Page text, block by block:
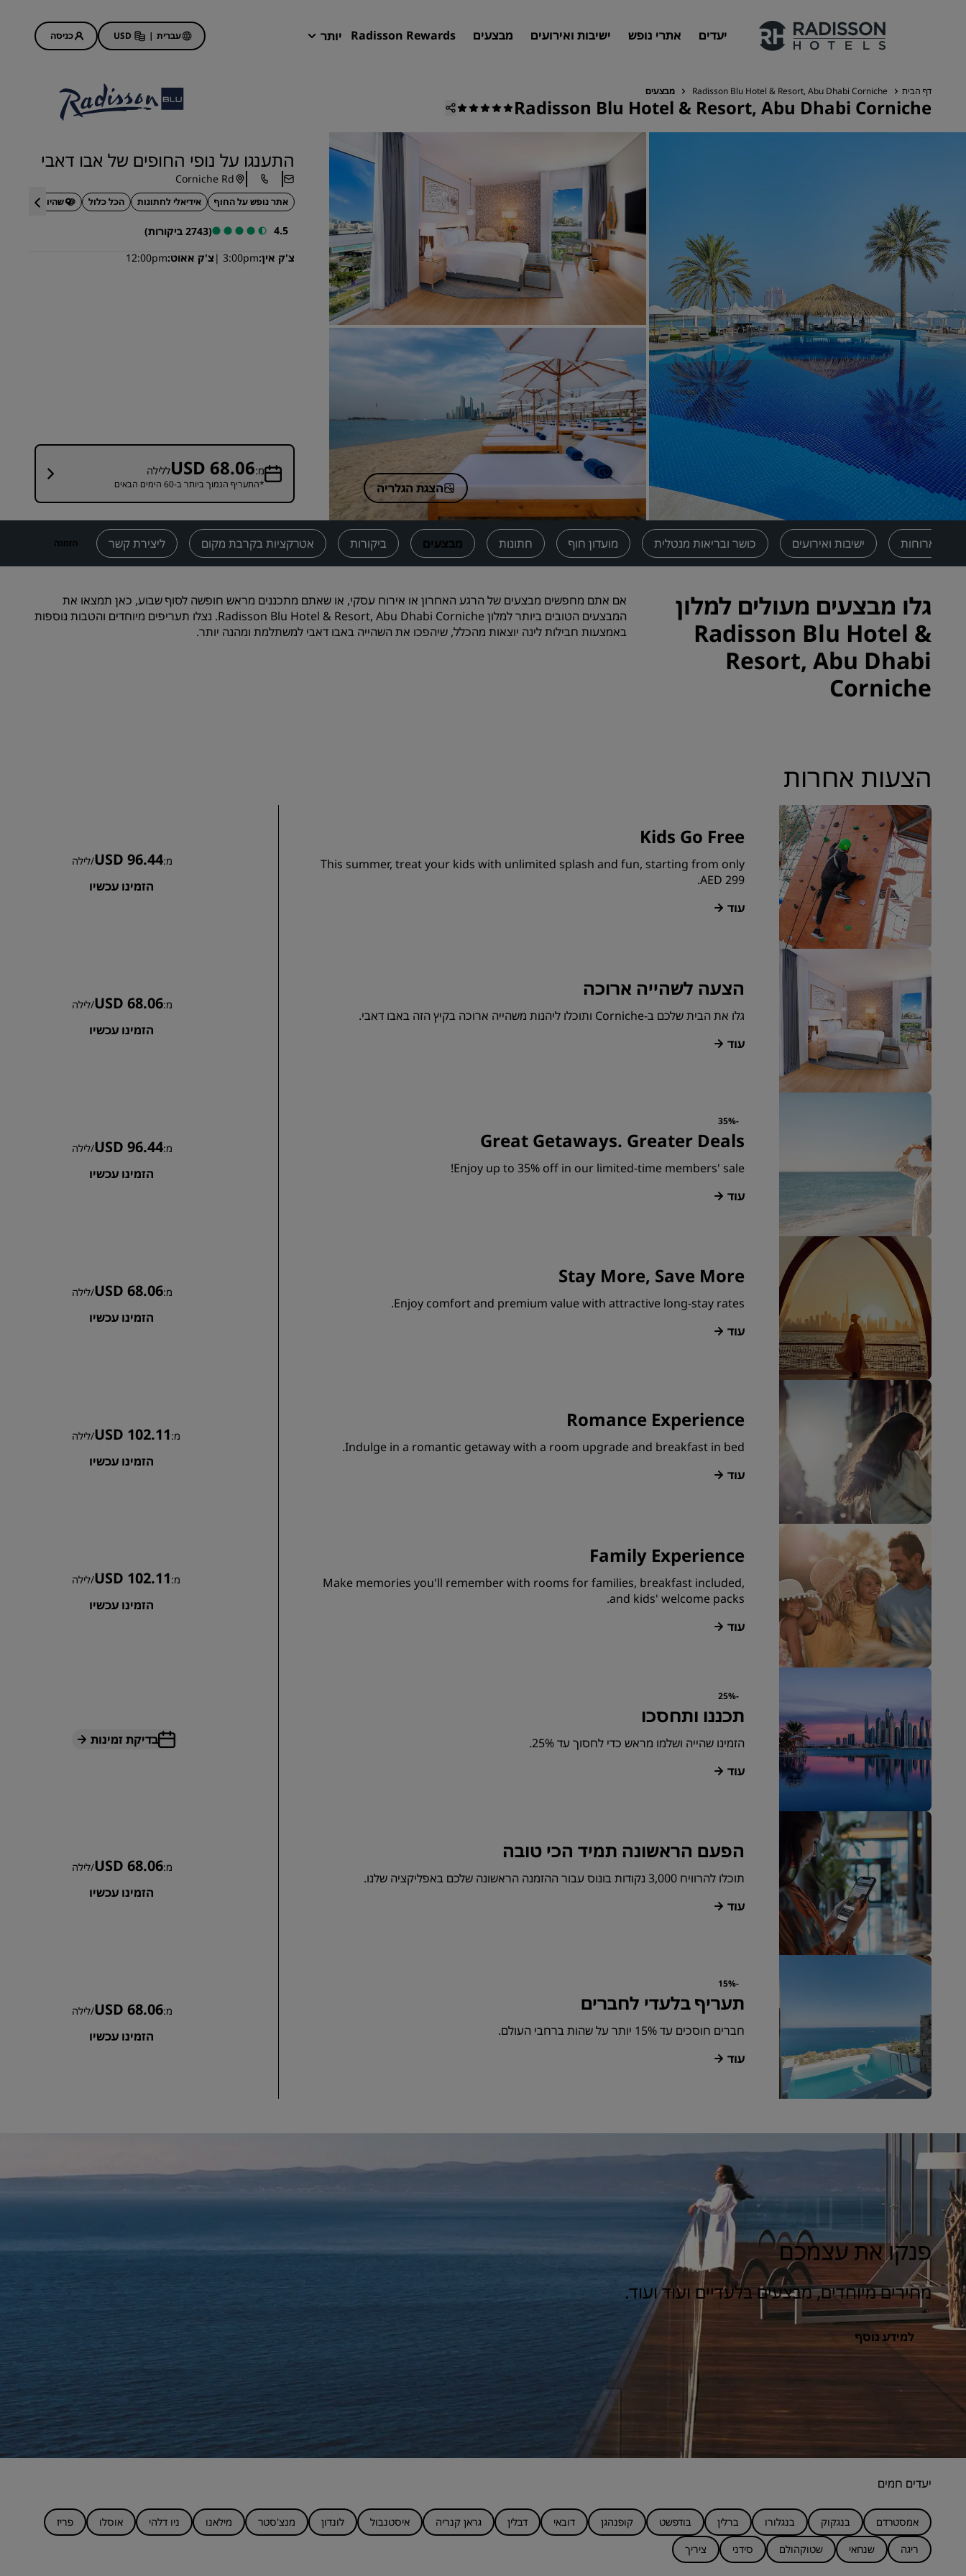
יעדים אתרי נופש ישיבות ואירועים מבצעים Radisson Rewards יותר עברית |
USD כניסה
המותגים שלנו
מותגים קשורים בסין
חיפוש מלון
אתרי נופש
דירות שירות
מלונות בשדה תעופה
מלונות חדשים ושיתווספו בקרוב
פגישות ואירועים
גלו את Radisson Meetings
הזמינו מקום לפגישה
בקשת הצעת מחיר
יעדים לאירועים
פתרונות לתעשייה
חיפוש טיסות
חיפוש טיסות
אוכל
חיפוש מסעדה
שירותים דיגיטליים
מבצעי מלונות
הפעם הראשונה תמיד הכי טובה
מבצעי היום
הזמן מראש
ראה את החבילות שלנו
רעיונות לנסיעות
בקר בבלוג שלנו
Radisson Rewards
גלו את Radisson Rewards
יתרונות
כיצד להשתמש בנקודות
מבקרים ומתכננים
דף הבית Radisson Blu Hotel & Resort, Abu Dhabi Corniche מבצעים
Radisson Blu Hotel & Resort, Abu Dhabi Corniche
הצגת הגלריה
התענגו על נופי החופים של אבו דאבי
Corniche Rd
אתר נופש על החוף אידיאלי לחתונות הכל כלול שהיות בנות
4.5
(2743 ביקורות)
צ'ק אין 3:00pm צ'ק אאוט 12:00pm
מ:USD 68.06ללילה
*התעריף הנמוך ביותר ב-60 הימים הבאים
ארוחות ישיבות ואירועים כושר ובריאות מנטלית מועדון חוף חתונות מבצעים ביקורות אטרקציות בקרבת מקום ליצירת קשר הזמנה
גלו מבצעים מעולים למלון
Radisson Blu Hotel &
Resort, Abu Dhabi
Corniche
אם אתם מחפשים מבצעים של הרגע האחרון או אירוח עסקי, או שאתם מתכננים מראש חופשה לסוף שבוע, כאן תמצאו את
המבצעים הטובים ביותר למלון Radisson Blu Hotel & Resort, Abu Dhabi Corniche. נצלו תעריפים מיוחדים והטבות נוספות
באמצעות חבילות לינה יוצאות מהכלל, שיהפכו את השהייה באבו דאבי למשתלמת ומהנה יותר.
הצעות אחרות
Kids Go Free
This summer, treat your kids with unlimited splash and fun, starting from only
AED 299.
עוד
מ:USD 96.44
/לילה
הזמינו עכשיו
הצעה לשהייה ארוכה
גלו את הבית שלכם ב-Corniche ותוכלו ליהנות משהייה ארוכה בקיץ הזה באבו דאבי.
עוד
מ:USD 68.06
/לילה
הזמינו עכשיו
-35%
Great Getaways. Greater Deals
Enjoy up to 35% off in our limited-time members' sale!
עוד
מ:USD 96.44
/לילה
הזמינו עכשיו
Stay More, Save More
Enjoy comfort and premium value with attractive long-stay rates.
עוד
מ:USD 68.06
/לילה
הזמינו עכשיו
Romance Experience
Indulge in a romantic getaway with a room upgrade and breakfast in bed.
עוד
מ:USD 102.11
/לילה
הזמינו עכשיו
Family Experience
Make memories you'll remember with rooms for families, breakfast included,
and kids' welcome packs.
עוד
מ:USD 102.11
/לילה
הזמינו עכשיו
-25%
תכננו ותחסכו
הזמינו שהייה ושלמו מראש כדי לחסוך עד 25%.
עוד
בדיקת זמינות
הפעם הראשונה תמיד הכי טובה
תוכלו להרוויח 3,000 נקודות בונוס עבור ההזמנה הראשונה שלכם באפליקציה שלנו.
עוד
מ:USD 68.06
/לילה
הזמינו עכשיו
-15%
תעריף בלעדי לחברים
חברים חוסכים עד 15% יותר על שהות ברחבי העולם.
עוד
מ:USD 68.06
/לילה
הזמינו עכשיו
פנקו את עצמכם
מחירים מיוחדים, מבצעים בלעדיים ועוד ועוד.
למידע נוסף
יעדים חמים
אמסטרדם בנגקוק בנגלורו ברלין בודפשט קופנהגן דובאי דבלין גראן קנריה איסטנבול לונדון מנצ'סטר מילאנו ניו דלהי אוסלו
פריז
ריגה
שנחאי שטוקהולם סידני ציריך